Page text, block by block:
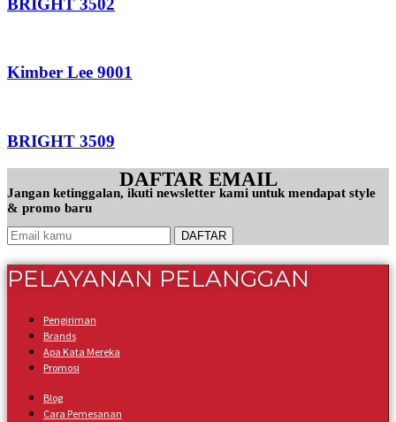
BRIGHT 3502
Kimber Lee 9001
BRIGHT 3509
DAFTAR EMAIL
Jangan ketinggalan, ikuti newsletter kami untuk mendapat style
& promo baru
PELAYANAN PELANGGAN
Pengiriman
Brands
Apa Kata Mereka
Promosi
Blog
Cara Pemesanan